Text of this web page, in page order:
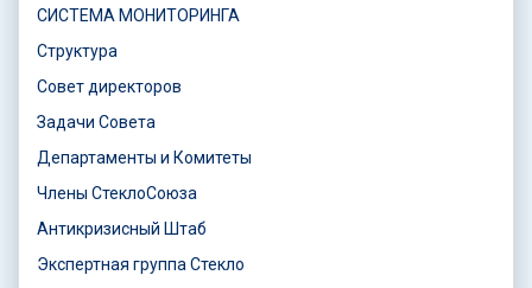
СИСТЕМА МОНИТОРИНГА
Структура
Совет директоров
Задачи Совета
Департаменты и Комитеты
Члены СтеклоСоюза
Антикризисный Штаб
Экспертная группа Стекло